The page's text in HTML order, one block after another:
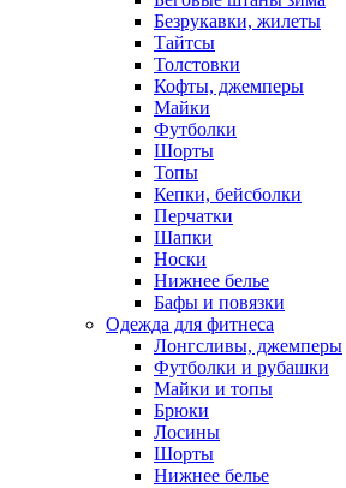
Безрукавки, жилеты
Тайтсы
Толстовки
Кофты, джемперы
Майки
Футболки
Шорты
Топы
Кепки, бейсболки
Перчатки
Шапки
Носки
Нижнее белье
Бафы и повязки
Одежда для фитнеса
Лонгсливы, джемперы
Футболки и рубашки
Майки и топы
Брюки
Лосины
Шорты
Нижнее белье